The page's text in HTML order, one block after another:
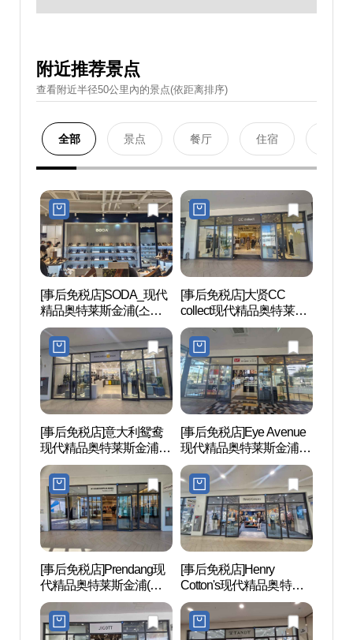
附近推荐景点
查看附近半径50公里內的景点(依距离排序)
全部 景点 餐厅 住宿
[事后免税店]SODA_现代
精品奥特莱斯金浦(소다
현대프리미엄아울렛 김
포점)
[事后免税店]大贤CC
collect现代精品奥特莱斯
金浦(씨씨콜렉트 현대프
리미엄아울렛 김포점)
[事后免税店]意大利鸳鸯
现代精品奥特莱斯金浦
(만다리나덕 현대프리미
엄아울렛 김포점)
[事后免税店]Eye Avenue
现代精品奥特莱斯金浦
(아이에비뉴 현대프리미
엄아울렛 김포점)
[事后免税店]Prendang现
代精品奥特莱斯金浦(쁘
렝땅 현대프리미엄아울
렛 김포점)
[事后免税店]Henry
Cotton's现代精品奥特莱
斯金浦(헨리코튼 현대프
리미엄아울렛 김포점)